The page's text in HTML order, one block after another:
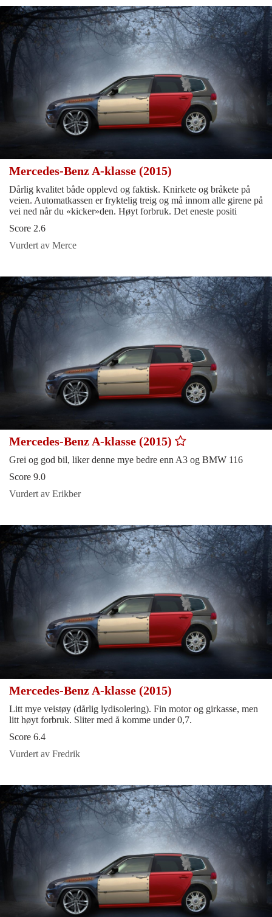
Mercedes-Benz A-klasse (2015)
Dårlig kvalitet både opplevd og faktisk. Knirkete og bråkete på
veien. Automatkassen er fryktelig treig og må innom alle girene på
vei ned når du «kicker»den. Høyt forbruk. Det eneste positi
Score 2.6
Vurdert av Merce
Mercedes-Benz A-klasse (2015)
Grei og god bil, liker denne mye bedre enn A3 og BMW 116
Score 9.0
Vurdert av Erikber
Mercedes-Benz A-klasse (2015)
Litt mye veistøy (dårlig lydisolering). Fin motor og girkasse, men
litt høyt forbruk. Sliter med å komme under 0,7.
Score 6.4
Vurdert av Fredrik